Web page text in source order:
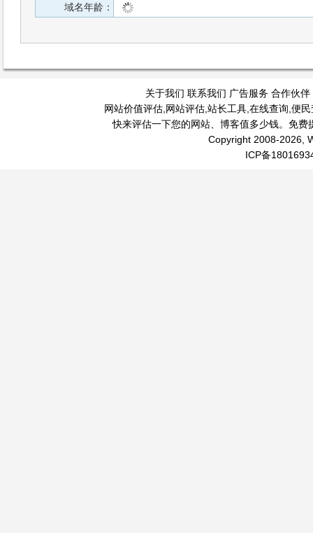
域名年龄：
关于我们 联系我们 广告服务 合作伙伴
网站价值评估, 网站评估, 站长工具, 在线查询 便民
快来评估一下您的网站、博客值多少钱。免
Copyright 2008-2026,
ICP备